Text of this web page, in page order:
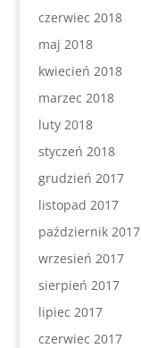
czerwiec 2018
maj 2018
kwiecień 2018
marzec 2018
luty 2018
styczeń 2018
grudzień 2017
listopad 2017
październik 2017
wrzesień 2017
sierpień 2017
lipiec 2017
czerwiec 2017